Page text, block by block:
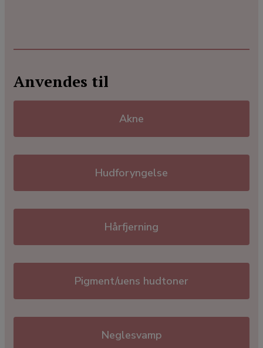
Anvendes til
Akne
Hudforyngelse
Hårfjerning
Pigment/uens hudtoner
Neglesvamp